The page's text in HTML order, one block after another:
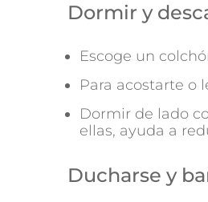
Dormir y
Escoge un
Para acostarte o
Dormir de lado
ellas, ayuda a
Ducharse y